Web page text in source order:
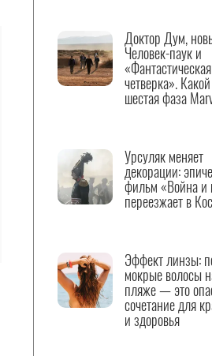
Доктор Дум,
Человек-паук и
«Фантастическая
четверка».
шестая фаза
Урсуляк меняет
декорации:
фильм «Война и
переезжает в
Эффект линзы:
мокрые волосы
пляже — это
сочетание для
и здоровья